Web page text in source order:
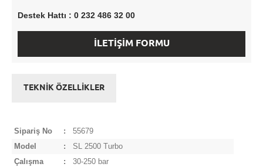
Destek Hattı : 0 232 486 32 00
İLETİŞİM FORMU
TEKNİK ÖZELLİKLER
Sipariş No :
55679
Model
:
SL 2500 Turbo
Çalışma
: 30-250 bar